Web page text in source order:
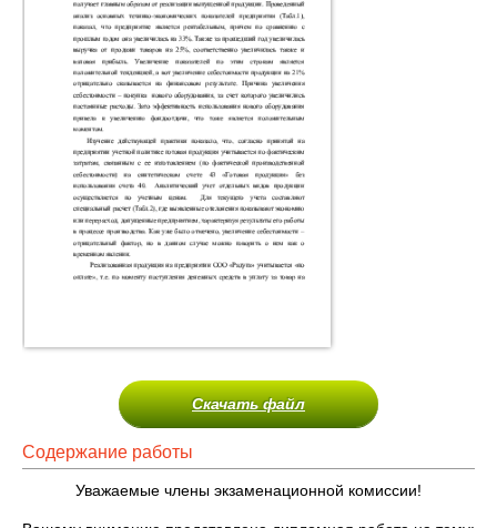
Скачать файл
Содержание работы
Уважаемые члены экзаменационной комиссии!